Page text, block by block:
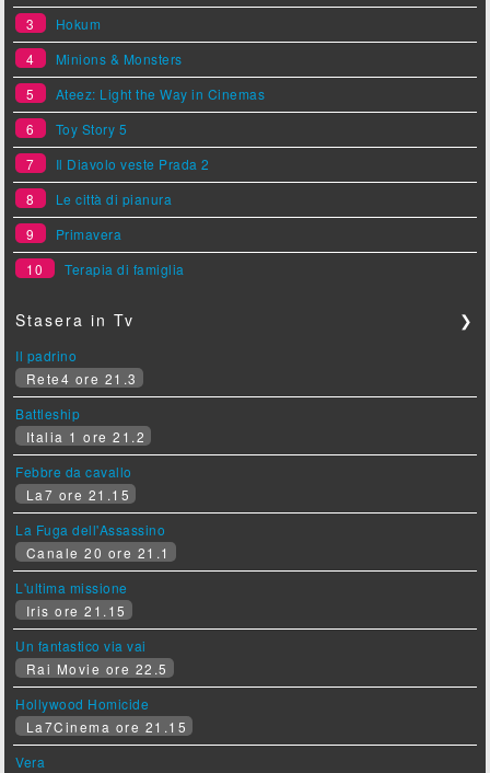
3
Hokum
4
Minions & Monsters
5
Ateez: Light the Way in Cinemas
6
Toy Story 5
7
Il Diavolo veste Prada 2
8
Le città di pianura
9
Primavera
10
Terapia di famiglia
Stasera in Tv ❯
Il padrino
Rete4 ore 21.3
Battleship
Italia 1 ore 21.2
Febbre da cavallo
La7 ore 21.15
La Fuga dell'Assassino
Canale 20 ore 21.1
L'ultima missione
Iris ore 21.15
Un fantastico via vai
Rai Movie ore 22.5
Hollywood Homicide
La7Cinema ore 21.15
Vera